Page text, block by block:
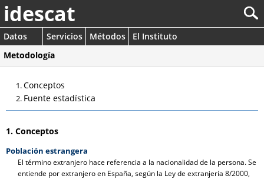
idescat
Datos Servicios Métodos
El Instituto
Metodología
Conceptos
Fuente estadística
1. Conceptos
Población estrangera
El término extranjero hace referencia a la nacionalidad de la persona. Se
entiende por extranjero en España, según la Ley de extranjería 8/2000,